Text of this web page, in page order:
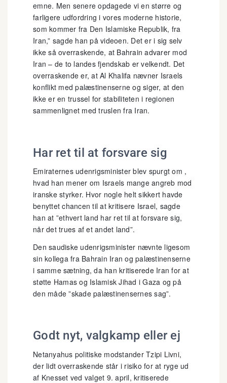
emne. Men senere opdagede vi en større og
farligere udfordring i vores moderne historie,
som kommer fra Den Islamiske Republik, fra
Iran,” sagde han på videoen. Det er i sig selv
ikke så overraskende, at Bahrain advarer mod
Iran – de to landes fjendskab er velkendt. Det
overraskende er, at Al Khalifa nævner Israels
konflikt med palæstinenserne og siger, at den
ikke er en trussel for stabiliteten i regionen
sammenlignet med truslen fra Iran.
Har ret til at forsvare sig
Emiraternes udenrigsminister blev spurgt om ,
hvad han mener om Israels mange angreb mod
iranske styrker. Hvor nogle helt sikkert havde
benyttet chancen til at kritisere Israel, sagde
han at ”ethvert land har ret til at forsvare sig,
når det trues af et andet land”.
Den saudiske udenrigsminister nævnte ligesom
sin kollega fra Bahrain Iran og palæstinenserne
i samme sætning, da han kritiserede Iran for at
støtte Hamas og Islamisk Jihad i Gaza og på
den måde ”skade palæstinensernes sag”.
Godt nyt, valgkamp eller ej
Netanyahus politiske modstander Tzipi Livni,
der lidt overraskende står i risiko for at ryge ud
af Knesset ved valget 9. april, kritiserede